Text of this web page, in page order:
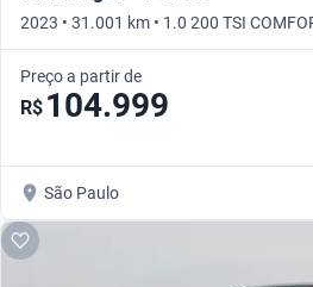
2023 • 31.001 km • 1.0 200 TSI
Preço a partir de
R$ 104.999
São Paulo